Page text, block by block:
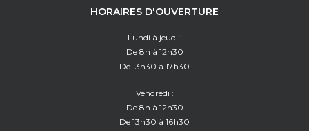
HORAIRES D'OUVERTURE
Lundi à jeudi :
De 8h à 12h30
De 13h30 à 17h30
Vendredi :
De 8h à 12h30
De 13h30 à 16h30